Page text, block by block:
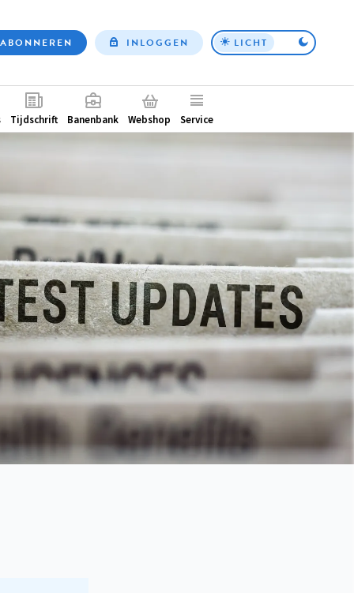
Top
ABONNEREN INLOGGEN LICHT
Tijdschrift Banenbank Webshop Service